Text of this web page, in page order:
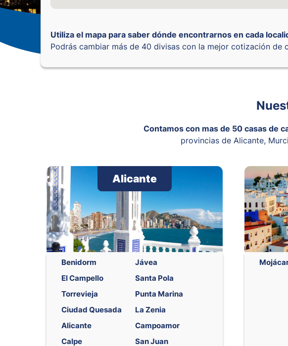
Utiliza el mapa para saber dónde encontrarnos en cada
Podrás cambiar más de 40 divisas con la mejor cotización de
Contamos con mas de 50 casas de
provincias de Alicante,
Alicante
Benidorm
Jávea
El Campello
Santa Pola
Torrevieja
Punta Marina
Ciudad Quesada
La Zenia
Alicante
Campoamor
Calpe
San Juan